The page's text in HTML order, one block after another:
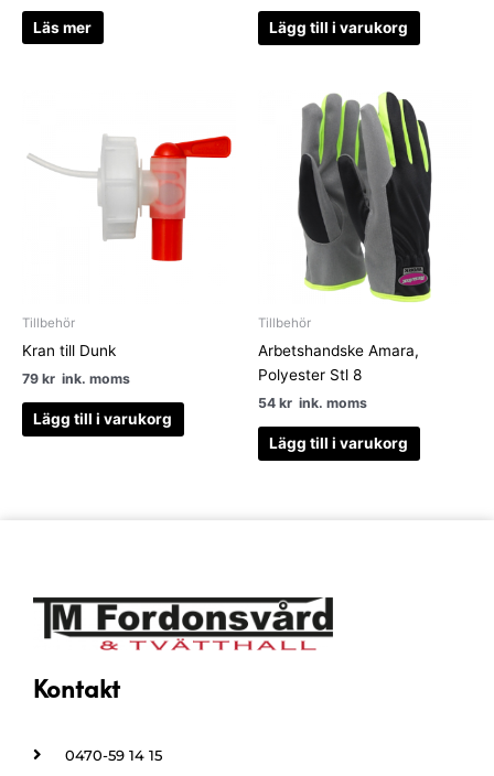
Läs mer Lägg till i varukorg
Tillbehör
Kran till Dunk
79 kr ink. moms
Lägg till i varukorg
Tillbehör
Arbetshandske Amara,
Polyester Stl 8
54 kr ink. moms
Lägg till i varukorg
Kontakt
0470-59 14 15